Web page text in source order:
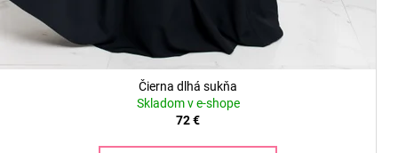
Čierna dlhá sukňa
Skladom v e-shope
72 €